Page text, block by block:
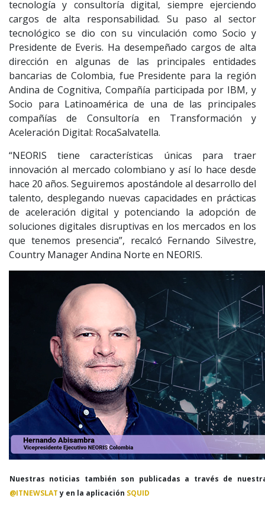
tecnología y consultoría digital, siempre ejerciendo
cargos de alta responsabilidad. Su paso al sector
tecnológico se dio con su vinculación como Socio y
Presidente de Everis. Ha desempeñado cargos de alta
dirección en algunas de las principales entidades
bancarias de Colombia, fue Presidente para la región
Andina de Cognitiva, Compañía participada por IBM, y
Socio para Latinoamérica de una de las principales
compañías de Consultoría en Transformación y
Aceleración Digital: RocaSalvatella.
“NEORIS tiene características únicas para traer
innovación al mercado colombiano y así lo hace desde
hace 20 años. Seguiremos apostándole al desarrollo del
talento, desplegando nuevas capacidades en prácticas
de aceleración digital y potenciando la adopción de
soluciones digitales disruptivas en los mercados en los
que tenemos presencia”, recalcó Fernando Silvestre,
Country Manager Andina Norte en NEORIS.
Nuestras noticias también son publicadas a través de
@ITNEWSLATy en la aplicación SQUID